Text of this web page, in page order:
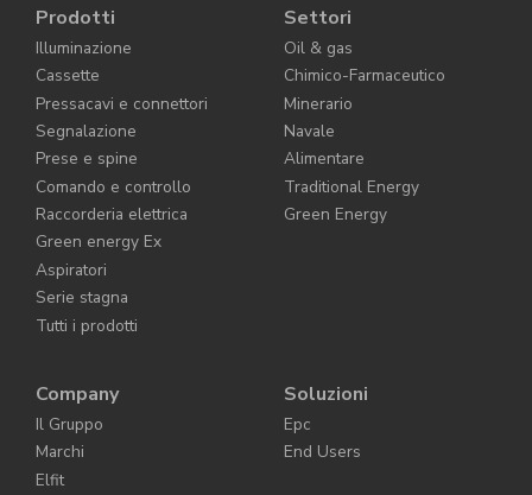
Prodotti
Illuminazione
Cassette
Pressacavi e connettori
Segnalazione
Prese e spine
Comando e controllo
Raccorderia elettrica
Green energy Ex
Aspiratori
Serie stagna
Tutti i prodotti
Settori
Oil & gas
Chimico-Farmaceutico
Minerario
Navale
Alimentare
Traditional Energy
Green Energy
Company
Il Gruppo
Marchi
Elfit
Soluzioni
Epc
End Users